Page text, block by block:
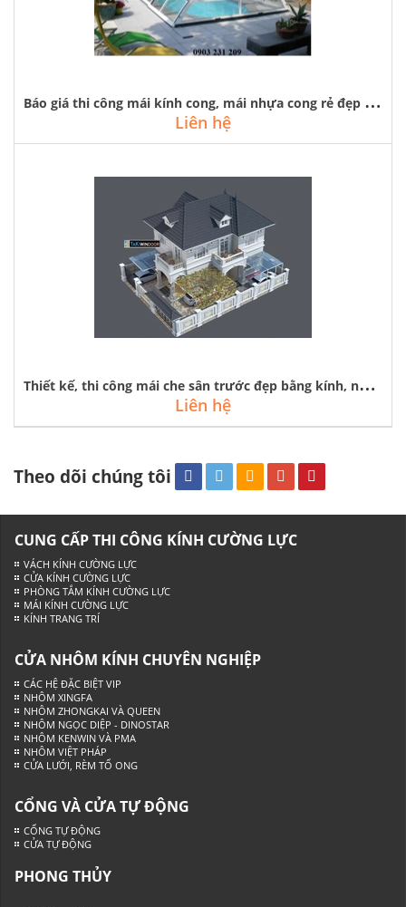
B
áo giá thi công mái kính cong, mái nhựa cong rẻ đẹp tại hà nội
Liên hệ
T
hiết kế, thi công mái che sân trước đẹp bằng kính, nhựa tại hà nội
Liên hệ
Theo dõi chúng tôi
CUNG CẤP THI CÔNG KÍNH CƯỜNG LỰC
VÁCH KÍNH CƯỜNG LỰC
CỬA KÍNH CƯỜNG LỰC
PHÒNG TẮM KÍNH CƯỜNG LỰC
MÁI KÍNH CƯỜNG LỰC
KÍNH TRANG TRÍ
CỬA NHÔM KÍNH CHUYÊN NGHIỆP
CÁC HỆ ĐẶC BIỆT VIP
NHÔM XINGFA
NHÔM ZHONGKAI VÀ QUEEN
NHÔM NGỌC DIỆP - DINOSTAR
NHÔM KENWIN VÀ PMA
NHÔM VIỆT PHÁP
CỬA LƯỚI, RÈM TỔ ONG
CỔNG VÀ CỬA TỰ ĐỘNG
CỔNG TỰ ĐỘNG
CỬA TỰ ĐỘNG
PHONG THỦY